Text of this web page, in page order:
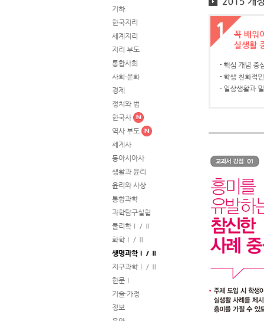
기하
한국지리
세계지리
지리 부도
통합사회
사회·문화
경제
정치와 법
한국사
역사 부도
세계사
동아시아사
생활과 윤리
윤리와 사상
통합과학
과학탐구실험
물리학Ⅰ / Ⅱ
화학Ⅰ / Ⅱ
생명과학Ⅰ / Ⅱ
지구과학Ⅰ / Ⅱ
한문Ⅰ
기술·가정
정보